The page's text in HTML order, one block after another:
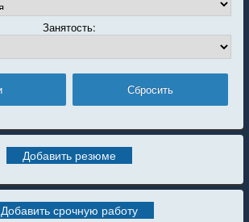
Занятость:
Добавить резюме
Добавить срочную работу